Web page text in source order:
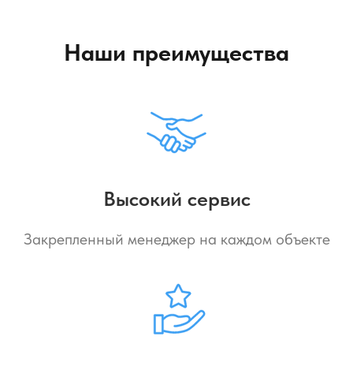
Наши преимущества
Высокий сервис
Закрепленный менеджер на каждом объекте